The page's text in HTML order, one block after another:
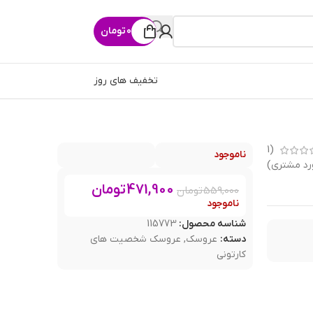
0تومان
تخفیف های روز
ناموجود
559,000تومان 471,900تومان
ناموجود
شناسه محصول: 115773
دسته: عروسک, عروسک شخصیت های
کارتونی
(
1
مشتری)